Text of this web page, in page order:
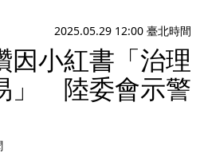
2025.05.29 12:00 臺北時間
因小紅書「治理
」 陸委會示警